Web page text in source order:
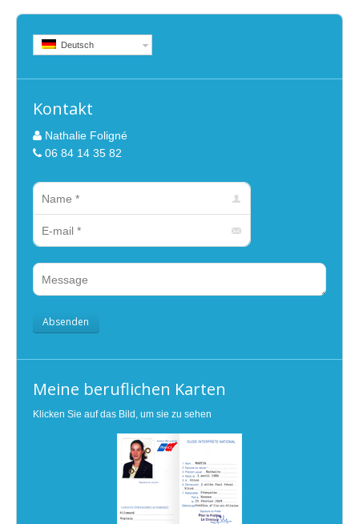
Deutsch
Kontakt
Nathalie Foligné
06 84 14 35 82
Name *
Message
Absenden
Meine beruflichen Karten
Klicken Sie auf das Bild, um sie zu sehen